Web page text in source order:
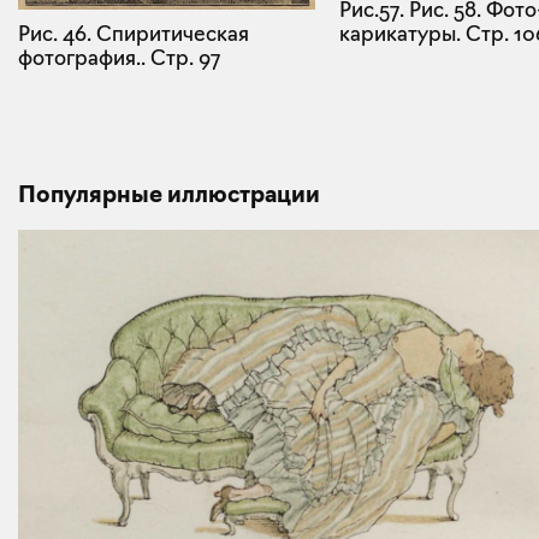
Рис. 46. Спиритическая
фотография.. Стр. 97
Рис.57. Рис. 58.
карикатуры.Стр.
Популярные иллюстрации